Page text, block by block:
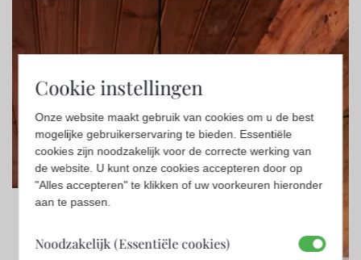
Björn Ekblom
Design,Overige
Cookie instellingen
Onze website maakt gebruik van cookies om u de best
mogelijke gebruikerservaring te bieden. Essentiële
cookies zijn noodzakelijk voor de correcte werking van
de website. U kunt onze cookies accepteren door op
"Alles accepteren" te klikken of uw voorkeuren hieronder
aan te passen.
Noodzakelijk (Essentiële cookies)